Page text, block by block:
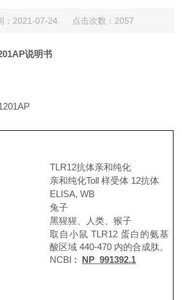
：2021-07-24 点击次数：2057
说明书
TLR12抗体亲和纯化
亲和纯化Toll 样受体 12抗体
ELISA, WB
兔子
黑猩猩、人类、猴子
取自小鼠 TLR12 蛋白的氨基
酸区域 440-470 内的合成肽。
NCBI : NP_991392.1